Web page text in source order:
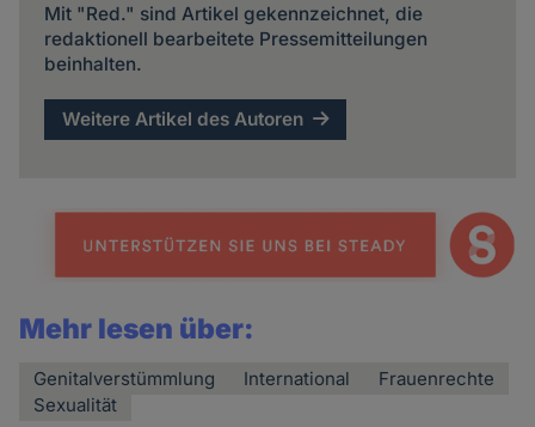
Mit "Red." sind Artikel gekennzeichnet, die
redaktionell bearbeitete Pressemitteilungen
beinhalten.
Weitere Artikel des Autoren
Mehr lesen über:
Genitalverstümmlung International
Frauenrechte
Sexualität